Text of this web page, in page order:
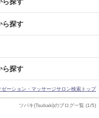
ツバキ(Tsubaki)のブログ一覧 (1/5)
ら探す
ら探す
ゼーション・マッサージサロン検索トップ